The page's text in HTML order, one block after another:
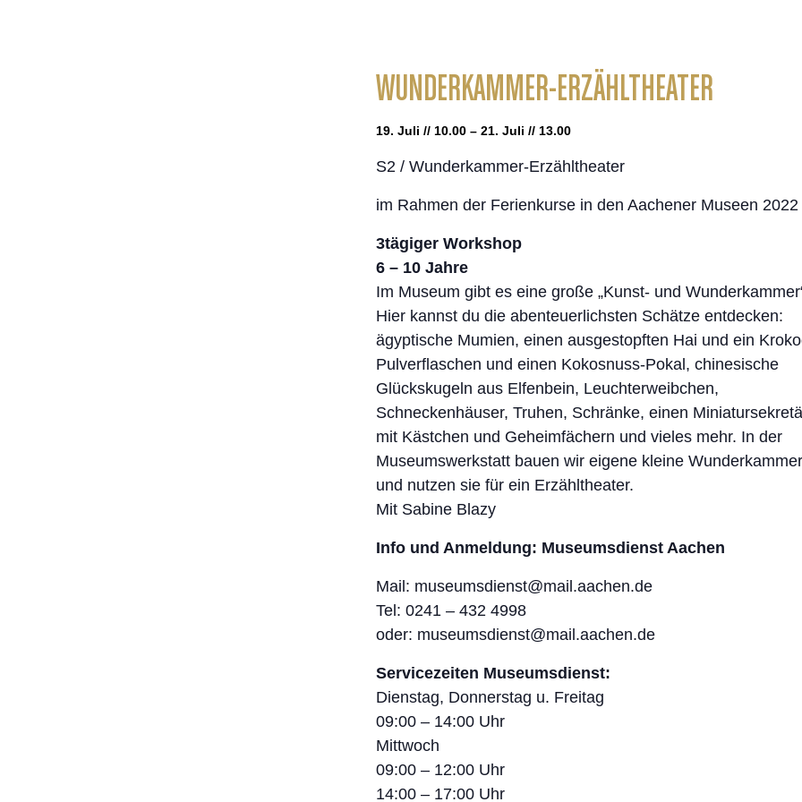
WUNDERKAMMER-ERZÄHLTHEATER
19. Juli // 10.00 – 21. Juli // 13.00
S2 / Wunderkammer-Erzähltheater
im Rahmen der Ferienkurse in den Aachener Museen 2022
3tägiger Workshop
6 – 10 Jahre
Im Museum gibt es eine große „Kunst- und
Hier kannst du die abenteuerlichsten Schätze entdecken:
ägyptische Mumien, einen ausgestopften Hai und ein
Pulverflaschen und einen Kokosnuss-Pokal, chinesische
Glückskugeln aus Elfenbein, Leuchterweibchen,
Schneckenhäuser, Truhen, Schränke, einen
mit Kästchen und Geheimfächern und vieles mehr. In der
Museumswerkstatt bauen wir eigene kleine
und nutzen sie für ein Erzähltheater.
Mit Sabine Blazy
Info und Anmeldung: Museumsdienst Aachen
Mail: museumsdienst@mail.aachen.de
Tel: 0241 – 432 4998
oder: museumsdienst@mail.aachen.de
Servicezeiten Museumsdienst:
Dienstag, Donnerstag u. Freitag
09:00 – 14:00 Uhr
Mittwoch
09:00 – 12:00 Uhr
14:00 – 17:00 Uhr